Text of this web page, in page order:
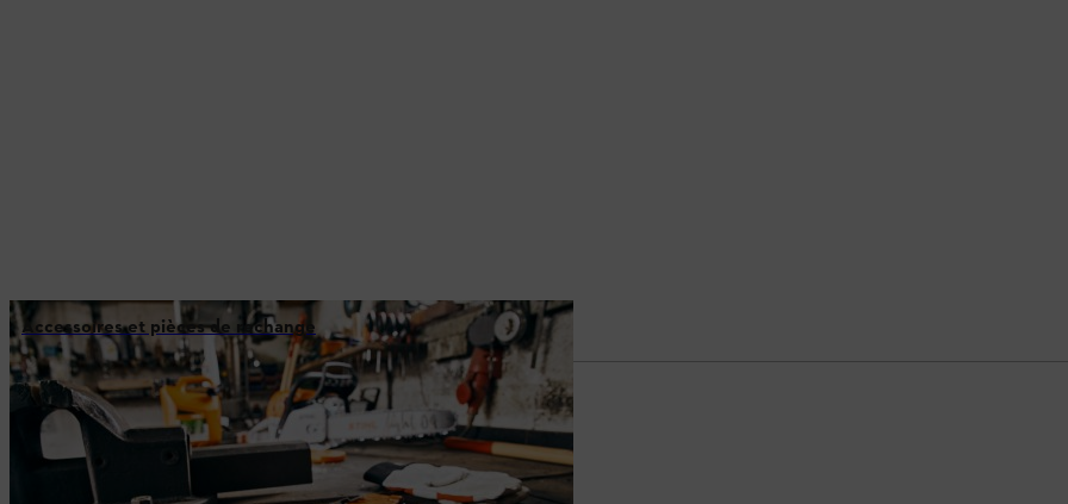
Accessoires et pièces de rechange